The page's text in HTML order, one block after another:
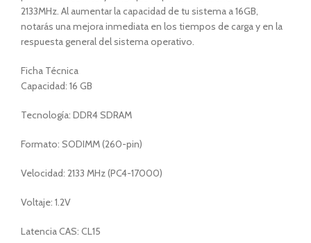
2133MHz. Al aumentar la capacidad de tu sistema a 16GB,
notarás una mejora inmediata en los tiempos de carga y en la
respuesta general del sistema operativo.
Ficha Técnica
Capacidad: 16 GB
Tecnología: DDR4 SDRAM
Formato: SODIMM (260-pin)
Velocidad: 2133 MHz (PC4-17000)
Voltaje: 1.2V
Latencia CAS: CL15